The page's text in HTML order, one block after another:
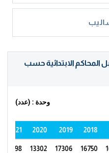
المحاكم الابتدائية حسب
وحدة : (عدد)
2018
2019
2020
2021
16750
17306
13302
12598